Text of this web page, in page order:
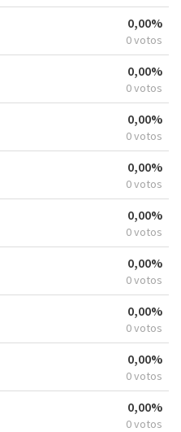
0,00%
0 votos
0,00%
0 votos
0,00%
0 votos
0,00%
0 votos
0,00%
0 votos
0,00%
0 votos
0,00%
0 votos
0,00%
0 votos
0,00%
0 votos